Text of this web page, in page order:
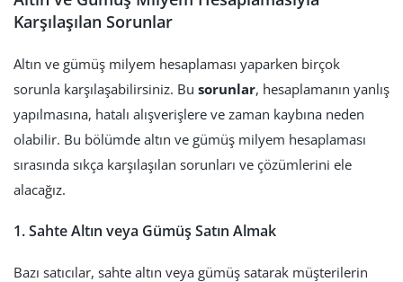
Karşılaşılan Sorunlar
Altın ve gümüş milyem hesaplaması yaparken birçok
sorunla karşılaşabilirsiniz. Bu sorunlar, hesaplamanın yanlış
yapılmasına, hatalı alışverişlere ve zaman kaybına neden
olabilir. Bu bölümde altın ve gümüş milyem hesaplaması
sırasında sıkça karşılaşılan sorunları ve çözümlerini ele
alacağız.
1. Sahte Altın veya Gümüş Satın Almak
Bazı satıcılar, sahte altın veya gümüş satarak müşterilerin